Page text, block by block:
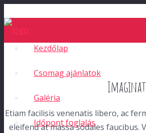
Kezdőlap
Csomag ajánlatok
Galéria
Időpont foglalás
Etiam facilisis venenatis libero, ac
eleifend at massa sodales